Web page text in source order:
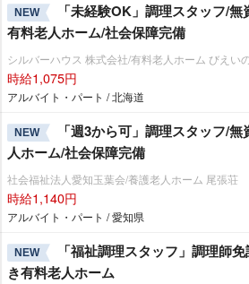
NEW
「未経験OK」調理スタッフ/
有料老人ホーム/社会保障完備
シルバーハウス 株式会社/有料老人ホーム びえい
時給1,075円
アルバイト・パート / 北海道
NEW
「週3から可」調理スタッフ/
人ホーム/社会保障完備
社会福祉法人愛知玉葉会/養護老人ホーム 尾張荘
時給1,140円
アルバイト・パート / 愛知県
NEW
「福祉調理スタッフ」調理師
き有料老人ホーム